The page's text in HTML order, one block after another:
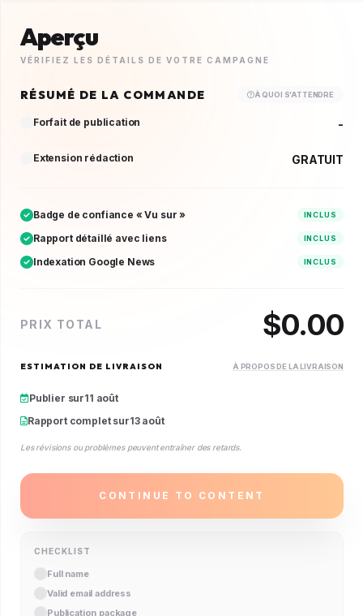
Aperçu
VÉRIFIEZ LES DÉTAILS DE VOTRE CAMPAGNE
RÉSUMÉ DE LA COMMANDE À QUOI S’ATTENDRE
Forfait de publication -
Extension rédaction GRATUIT
Badge de confiance « Vu sur » INCLUS
Rapport détaillé avec liens INCLUS
Indexation Google News INCLUS
PRIX TOTAL $0.00
ESTIMATION DE LIVRAISON À PROPOS DE LA LIVRAISON
Publier sur11 août
Rapport complet sur13 août
Les révisions ou problèmes peuvent entraîner des retards.
CONTINUE TO CONTENT
CHECKLIST
Full name
Valid email address
Publication package